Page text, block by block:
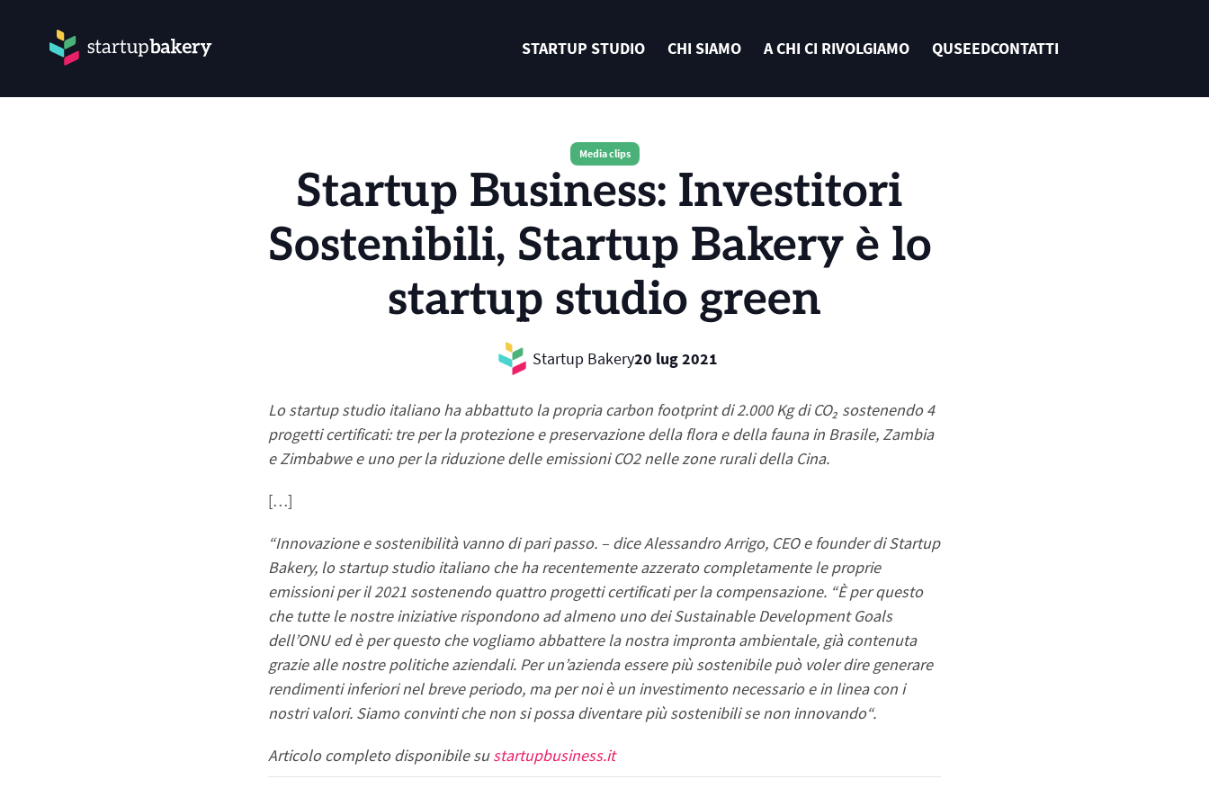
STARTUP STUDIO CHI SIAMO A CHI CI RIVOLGIAMO QUSEEDCONTATTI
Media clips
Startup Business: Investitori
Sostenibili, Startup Bakery è lo
startup studio green
Startup Bakery20 lug 2021
Lo startup studio italiano ha abbattuto la propria carbon footprint di 2.000 Kg di CO₂ sostenendo 4
progetti certificati: tre per la protezione e preservazione della flora e della fauna in Brasile, Zambia
e Zimbabwe e uno per la riduzione delle emissioni CO2 nelle zone rurali della Cina.
[…]
“Innovazione e sostenibilità vanno di pari passo. – dice Alessandro Arrigo, CEO e founder di Startup
Bakery, lo startup studio italiano che ha recentemente azzerato completamente le proprie
emissioni per il 2021 sostenendo quattro progetti certificati per la compensazione. “È per questo
che tutte le nostre iniziative rispondono ad almeno uno dei Sustainable Development Goals
dell’ONU ed è per questo che vogliamo abbattere la nostra impronta ambientale, già contenuta
grazie alle nostre politiche aziendali. Per un’azienda essere più sostenibile può voler dire generare
rendimenti inferiori nel breve periodo, ma per noi è un investimento necessario e in linea con i
nostri valori. Siamo convinti che non si possa diventare più sostenibili se non innovando“.
Articolo completo disponibile su startupbusiness.it